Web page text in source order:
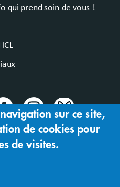
qui prend soin de vous !
légales |
conforme
sur ce site,
de cookies pour
de visites.